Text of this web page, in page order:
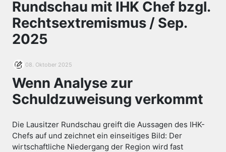
Rundschau mit IHK Chef bzgl.
Rechtsextremismus / Sep.
2025
08. Oktober 2025
Wenn Analyse zur
Schuldzuweisung verkommt
Die Lausitzer Rundschau greift die Aussagen des IHK-
Chefs auf und zeichnet ein einseitiges Bild: Der
wirtschaftliche Niedergang der Region wird fast